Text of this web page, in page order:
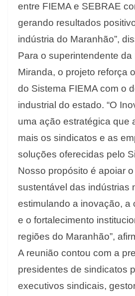
entre FIEMA e SEBRAE
gerando resultados
indústria do Maranhão”,
Para o superintendente da
Miranda, o projeto reforça
do Sistema FIEMA com o
industrial do estado. “O
uma ação estratégica que
mais os sindicatos e as
soluções oferecidas pelo
Nosso propósito é apoiar
sustentável das indústrias
estimulando a inovação, a
e o fortalecimento
regiões do Maranhão”,
A reunião contou com a
presidentes de sindicatos
executivos sindicais,